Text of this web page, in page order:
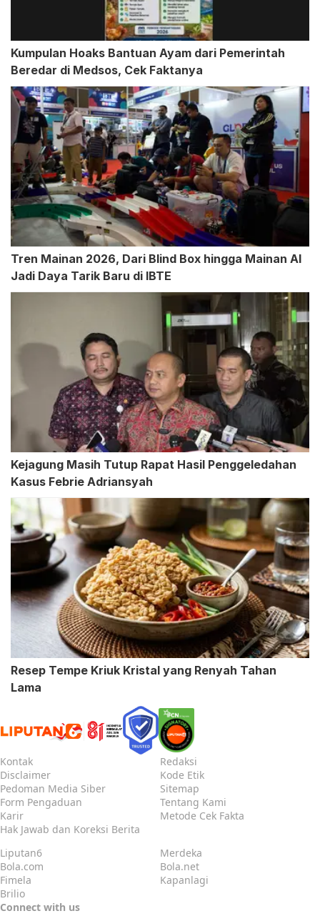
Kumpulan Hoaks Bantuan Ayam dari Pemerintah
Beredar di Medsos, Cek Faktanya
Tren Mainan 2026, Dari Blind Box hingga Mainan AI
Jadi Daya Tarik Baru di IBTE
Kejagung Masih Tutup Rapat Hasil Penggeledahan
Kasus Febrie Adriansyah
Resep Tempe Kriuk Kristal yang Renyah Tahan
Lama
Kontak
Redaksi
Disclaimer
Kode Etik
Pedoman Media Siber
Sitemap
Form Pengaduan
Tentang Kami
Karir
Metode Cek Fakta
Hak Jawab dan Koreksi Berita
Liputan6
Merdeka
Bola.com
Bola.net
Fimela
Kapanlagi
Brilio
Connect with us